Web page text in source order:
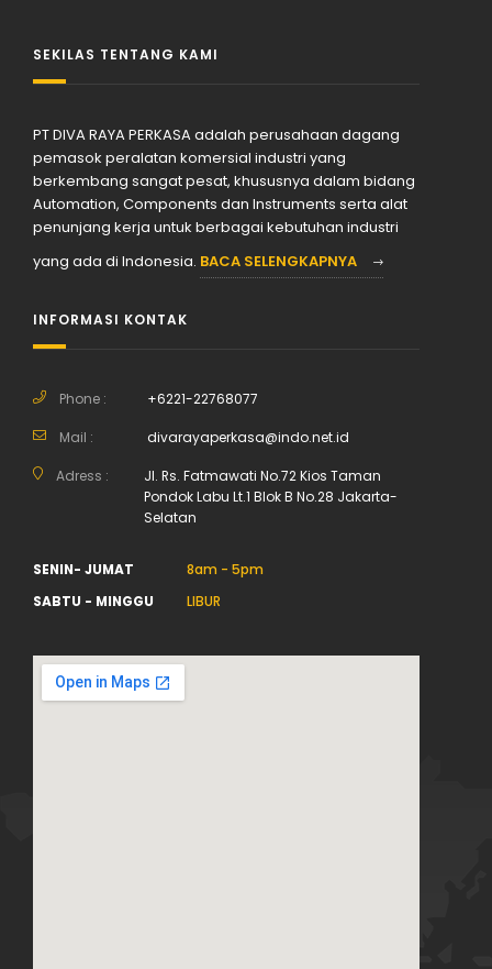
SEKILAS TENTANG KAMI
PT DIVA RAYA PERKASA adalah perusahaan dagang
pemasok peralatan komersial industri yang
berkembang sangat pesat, khususnya dalam bidang
Automation, Components dan Instruments serta alat
penunjang kerja untuk berbagai kebutuhan industri
yang ada di Indonesia. BACA SELENGKAPNYA
INFORMASI KONTAK
Phone : +6221-22768077
Mail : divarayaperkasa@indo.net.id
Adress :
Jl. Rs. Fatmawati No.72 Kios Taman
Pondok Labu Lt.1 Blok B No.28 Jakarta-
Selatan
SENIN- JUMAT
8am - 5pm
SABTU - MINGGU
LIBUR